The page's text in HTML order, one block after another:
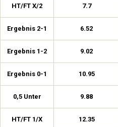
HT/FT X/2 7.7
Ergebnis 2-1 6.52
Ergebnis 1-2 9.02
Ergebnis 0-1 10.95
0,5 Unter 9.88
HT/FT 1/X 12.35